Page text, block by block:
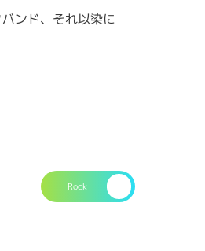
ンド、それ以染に
Rock